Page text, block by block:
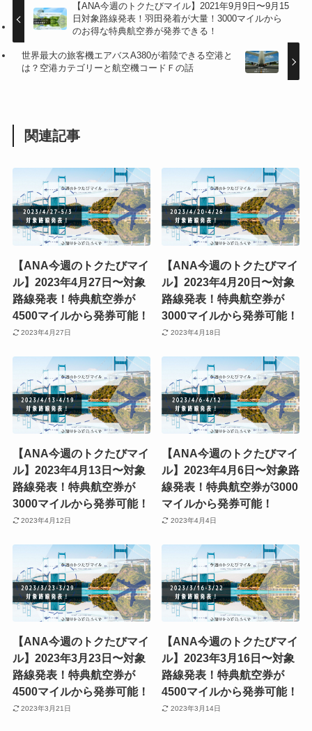
【ANA今週のトクたびマイル】2021年9月9日〜9月15
日対象路線発表！羽田発着が大量！3000マイルから
のお得な特典航空券が発券できる！
世界最大の旅客機エアバスA380が着陸できる空港と
は？空港カテゴリーと航空機コードＦの話
関連記事
【ANA今週のトクたびマイ
ル】2023年4月27日〜対象
路線発表！特典航空券が
4500マイルから発券可能！
2023年4月27日
【ANA今週のトクたびマイ
ル】2023年4月20日〜対象
路線発表！特典航空券が
3000マイルから発券可能！
2023年4月18日
【ANA今週のトクたびマイ
ル】2023年4月13日〜対象
路線発表！特典航空券が
3000マイルから発券可能！
2023年4月12日
【ANA今週のトクたびマイ
ル】2023年4月6日〜対象路
線発表！特典航空券が3000
マイルから発券可能！
2023年4月4日
【ANA今週のトクたびマイ
ル】2023年3月23日〜対象
路線発表！特典航空券が
4500マイルから発券可能！
2023年3月21日
【ANA今週のトクたびマイ
ル】2023年3月16日〜対象
路線発表！特典航空券が
4500マイルから発券可能！
2023年3月14日